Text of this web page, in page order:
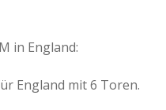
in England:
England mit 6 Toren.